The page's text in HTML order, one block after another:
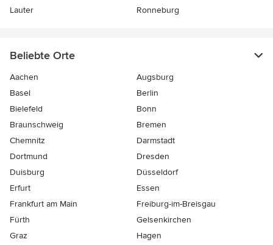
Lauter
Ronneburg
Beliebte Orte
Aachen
Augsburg
Basel
Berlin
Bielefeld
Bonn
Braunschweig
Bremen
Chemnitz
Darmstadt
Dortmund
Dresden
Duisburg
Düsseldorf
Erfurt
Essen
Frankfurt am Main
Freiburg-im-Breisgau
Fürth
Gelsenkirchen
Graz
Hagen